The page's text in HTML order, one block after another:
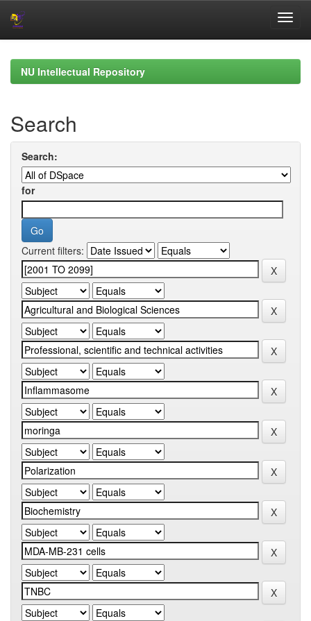
navigationNU Intellectual Repository
Search
Search:
for
Current filters: